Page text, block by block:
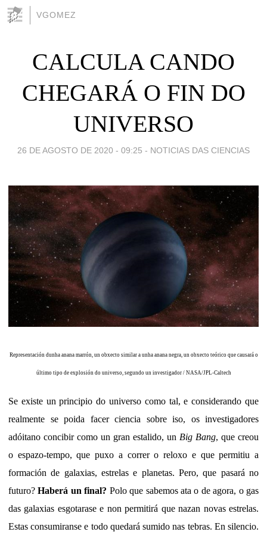
VGOMEZ
CALCULA CANDO
CHEGARÁ O FIN DO
UNIVERSO
26 DE AGOSTO DE 2020 - 09:25 - NOTICIAS DAS CIENCIAS
Representación dunha anana marrón, un obxecto similar a unha anana negra, un obxecto teórico que causará o
último tipo de explosión do universo, segundo un investigador / NASA/JPL-Caltech
Se existe un principio do universo como tal, e considerando que
realmente se poida facer ciencia sobre iso, os investigadores
adóitano concibir como un gran estalido, un Big Bang, que creou
o espazo-tempo, que puxo a correr o reloxo e que permitiu a
formación de galaxias, estrelas e planetas. Pero, que pasará no
futuro?Haberá un final? Polo que sabemos ata o de agora, o gas
das galaxias esgotarase e non permitirá que nazan novas estrelas.
Estas consumiranse e todo quedará sumido nas tebras. En silencio.